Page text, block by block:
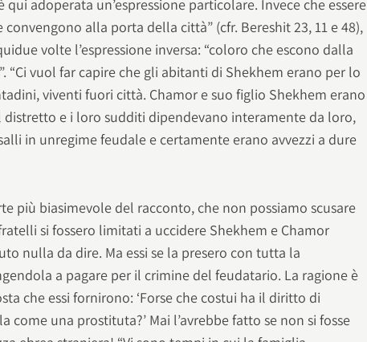
adoperata un’espressione particolare. Invece che essere
alla porta della città” (cfr. Bereshit 23, 11 e 48),
volte l’espressione inversa: “coloro che escono dalla
“Ci vuol far capire che gli abitanti di Shekhem erano per lo
viventi fuori città. Chamor e suo figlio Shekhem erano
e i loro sudditi dipendevano interamente da loro,
in unregime feudale e certamente erano avvezzi a dure
più biasimevole del racconto, che non possiamo scusare
si fossero limitati a uccidere Shekhem e Chamor
nulla da dire. Ma essi se la presero con tutta la
a pagare per il crimine del feudatario. La ragione è
che essi fornirono: ‘Forse che costui ha il diritto di
come una prostituta?’ Mai l’avrebbe fatto se non si fosse